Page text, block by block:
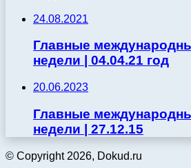
24.08.2021
Главные
недели | 04.04.21 год
20.06.2023
Главные
недели | 27.12.15
© Copyright 2026, Dokud.ru